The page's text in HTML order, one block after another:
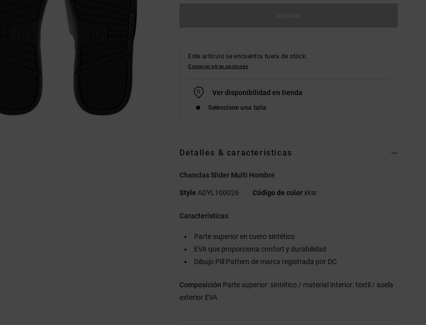
Este artículo se encuentra fuera de stock.
Comprar otras opciones
Ver disponibilidad en tienda
Seleccione una talla
Detalles & características
Chanclas Slider Multi Hombre
Style ADYL100026 Código de color xksr
Características
Parte superior en cuero sintético
EVA que proporciona confort y durabilidad
Dibujo Pill Pattern de marca registrada por DC
Composición Parte superior: sintético / material interior: textil / suela
exterior EVA